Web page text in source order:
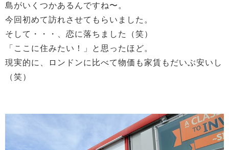
島がいくつかあるんですね〜。
今回初めて訪れさせてもらいました。
そして・・・、恋に落ちました（笑）
「ここに住みたい！」と思ったほど。
現実的に、ロンドンに比べて物価も家賃もだいぶ安いし
（笑）